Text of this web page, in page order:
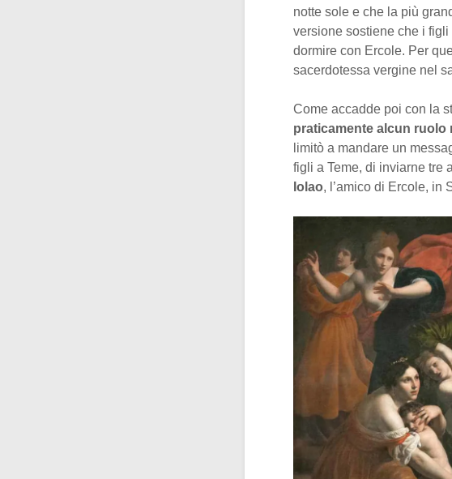
notte sole e che la più
versione sostiene che i figli
dormire con Ercole. Per
sacerdotessa vergine nel
Come accadde poi con la
praticamente alcun ruolo
limitò a mandare un
figli a Teme, di inviarne tre
Iolao, l’amico di Ercole, in